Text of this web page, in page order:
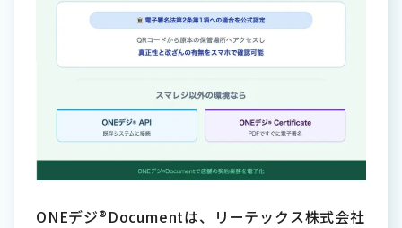
ONEデジ®Documentは、リーテックス株式会社